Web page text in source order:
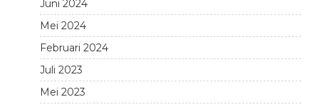
Juni 2024
Mei 2024
Februari 2024
Juli 2023
Mei 2023